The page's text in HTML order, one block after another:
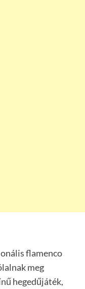
flamenco
meg
hegedűjáték,